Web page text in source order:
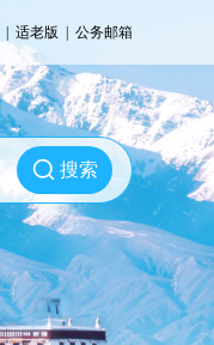
适老版 公务邮箱
搜索